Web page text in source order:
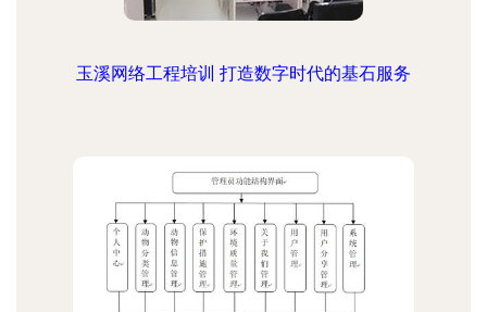
玉溪网络工程培训 打造数字时代的基石服务